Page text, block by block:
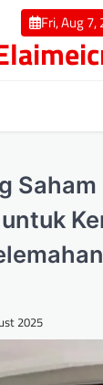
Fri, Aug 7,
2025